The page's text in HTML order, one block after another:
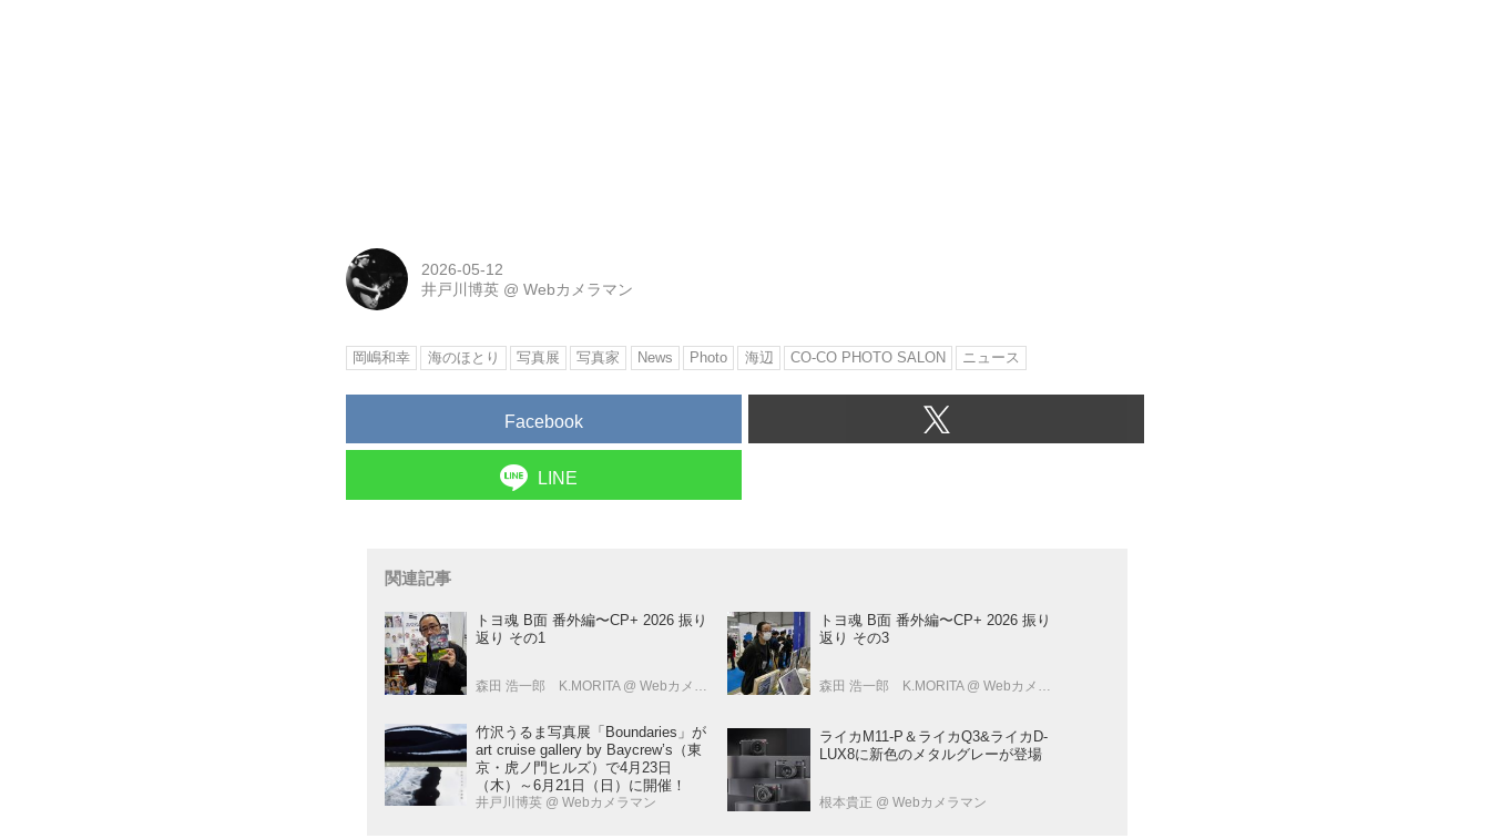
2026-05-12
井戸川博英 @Webカメラマン
岡嶋和幸 海のほとり 写真展 写真家 News Photo 海辺 CO-CO PHOTO SALON ニュース
Facebook
LINE
関連記事
トヨ魂 B面 番外編〜CP+ 2026 振り
返り その1
森田 浩一郎 K.MORITA @ Webカメラマン
トヨ魂 B面 番外編〜CP+ 2026 振り
返り その3
森田 浩一郎 K.MORITA @ Webカメラマン
竹沢うるま写真展「Boundaries」が
art cruise gallery by Baycrew’s（東
京・虎ノ門ヒルズ）で4月23日
（木）～6月21日（日）に開催！
井戸川博英 @ Webカメラマン
ライカM11-P＆ライカQ3&ライカD-
LUX8に新色のメタルグレーが登場
根本貴正 @ Webカメラマン